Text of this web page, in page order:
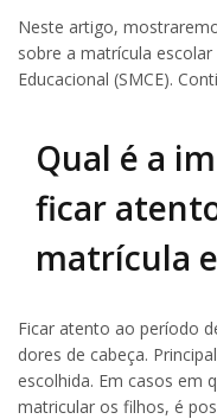
Neste artigo,
sobre a matrícula
Educacional (SMCE).
Qual é a
ficar
matrícula
Ficar atento ao período
dores de cabeça.
escolhida. Em casos em
matricular os filhos, é